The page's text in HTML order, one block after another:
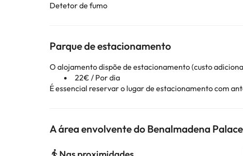
Detetor de fumo
Parque de estacionamento
O alojamento dispõe de estacionamento (custo
22€ / Por dia
É essencial reservar o lugar de estacionamento com
A área envolvente do Benalmadena